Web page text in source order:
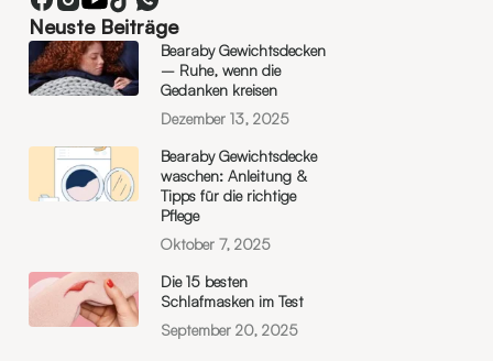
Neuste Beiträge
Bearaby Gewichtsdecken
– Ruhe, wenn die
Gedanken kreisen
Dezember 13, 2025
Bearaby Gewichtsdecke
waschen: Anleitung &
Tipps für die richtige
Pflege
Oktober 7, 2025
Die 15 besten
Schlafmasken im Test
September 20, 2025